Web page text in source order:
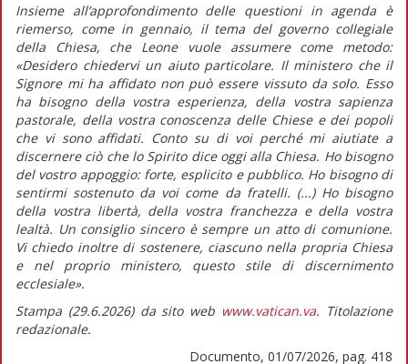
Insieme all’approfondimento delle questioni in agenda è
riemerso, come in gennaio, il tema del governo collegiale
della Chiesa, che Leone vuole assumere come metodo:
«Desidero chiedervi un aiuto particolare. Il ministero che il
Signore mi ha affidato non può essere vissuto da solo. Esso
ha bisogno della vostra esperienza, della vostra sapienza
pastorale, della vostra conoscenza delle Chiese e dei popoli
che vi sono affidati. Conto su di voi perché mi aiutiate a
discernere ciò che lo Spirito dice oggi alla Chiesa. Ho bisogno
del vostro appoggio: forte, esplicito e pubblico. Ho bisogno di
sentirmi sostenuto da voi come da fratelli. (...) Ho bisogno
della vostra libertà, della vostra franchezza e della vostra
lealtà. Un consiglio sincero è sempre un atto di comunione.
Vi chiedo inoltre di sostenere, ciascuno nella propria Chiesa
e nel proprio ministero, questo stile di discernimento
ecclesiale».
Stampa (29.6.2026) da sito web www.vatican.va. Titolazione
redazionale.
Documento, 01/07/2026, pag. 418